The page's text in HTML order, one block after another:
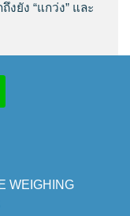
ยัง “แกว่ง” และ
WEIGHING